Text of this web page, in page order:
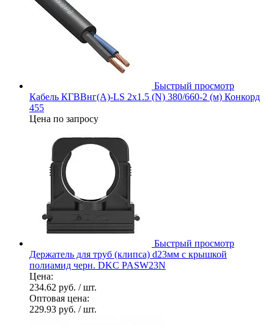
Быстрый просмотр
Кабель КГВВнг(А)-LS 2х1.5 (N) 380/660-2 (м) Конкорд
455
Цена по запросу
Быстрый просмотр
Держатель для труб (клипса) d23мм с крышкой
полиамид черн. DKC PASW23N
Цена:
234.62 руб. / шт.
Оптовая цена:
229.93 руб. / шт.